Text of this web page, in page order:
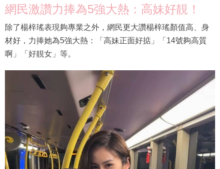
網民激讚力捧為5強大熱：高妹好靚！
除了楊梓瑤表現夠專業之外，網民更大讚楊梓瑤顏值高、身
材好，力捧她為5強大熱：「高妹正面好掂」「14號夠高質
啊」「好靚女」等。